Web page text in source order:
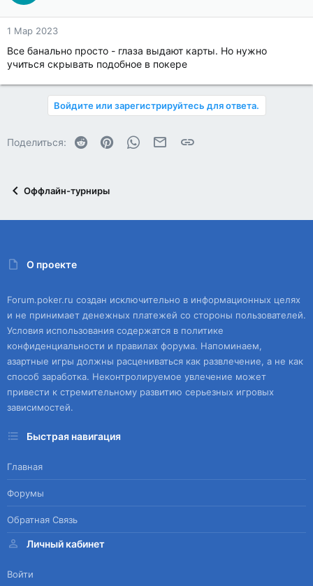
1 Мар 2023
Все банально просто - глаза выдают карты. Но нужно
учиться скрывать подобное в покере
Войдите или зарегистрируйтесь для ответа.
Поделиться: Reddit PinterestWhatsAppЭлектронная почта
Ссылка
Оффлайн-турниры
О проекте
Forum.poker.ru создан исключительно в информационных целях
и не принимает денежных платежей со стороны пользователей.
Условия использования содержатся в политике
конфиденциальности и правилах форума. Напоминаем,
азартные игры должны расцениваться как развлечение, а не как
способ заработка. Неконтролируемое увлечение может
привести к стремительному развитию серьезных игровых
зависимостей.
Быстрая навигация
Главная
Форумы
Обратная Связь
Личный кабинет
Войти